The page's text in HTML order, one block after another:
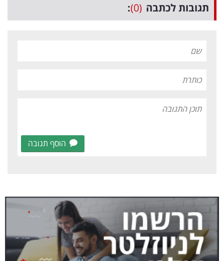
תגובות לכתבה (0)
:
הוסף תגובה